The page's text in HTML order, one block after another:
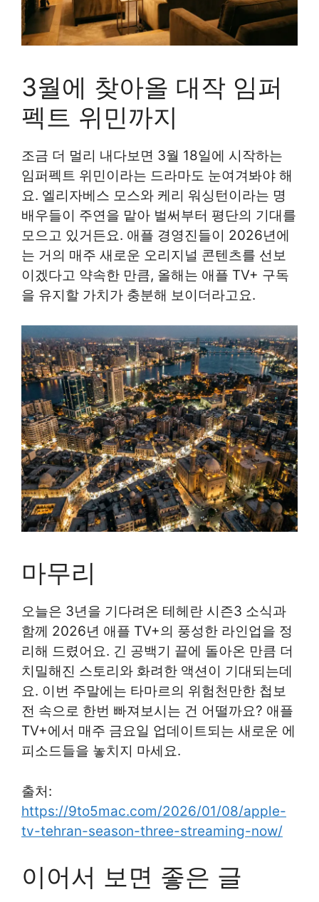
3월에 찾아올 대작 임퍼
펙트 위민까지
조금 더 멀리 내다보면 3월 18일에 시작하는
임퍼펙트 위민이라는 드라마도 눈여겨봐야 해
요. 엘리자베스 모스와 케리 워싱턴이라는 명
배우들이 주연을 맡아 벌써부터 평단의 기대를
모으고 있거든요. 애플 경영진들이 2026년에
는 거의 매주 새로운 오리지널 콘텐츠를 선보
이겠다고 약속한 만큼, 올해는 애플 TV+ 구독
을 유지할 가치가 충분해 보이더라고요.
마무리
오늘은 3년을 기다려온 테헤란 시즌3 소식과
함께 2026년 애플 TV+의 풍성한 라인업을 정
리해 드렸어요. 긴 공백기 끝에 돌아온 만큼 더
치밀해진 스토리와 화려한 액션이 기대되는데
요. 이번 주말에는 타마르의 위험천만한 첩보
전 속으로 한번 빠져보시는 건 어떨까요? 애플
TV+에서 매주 금요일 업데이트되는 새로운 에
피소드들을 놓치지 마세요.
출처:
https://9to5mac.com/2026/01/08/apple-
tv-tehran-season-three-streaming-now/
이어서 보면 좋은 글